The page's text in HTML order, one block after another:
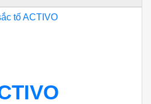
tố ACTIVO